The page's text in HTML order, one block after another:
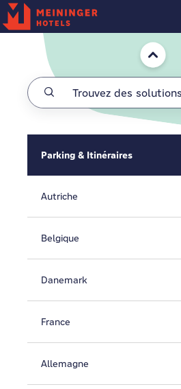
Passer au contenu principal
Accueil
Parking & Itinéraires
Autriche
Belgique
Danemark
France
Allemagne